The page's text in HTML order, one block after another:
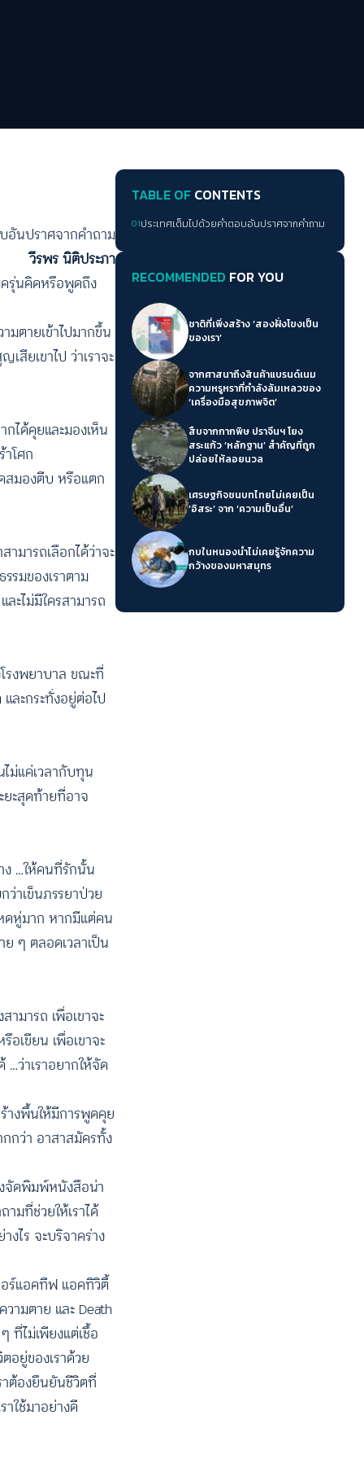
อันปราศจากคำถาม
วีรพร นิติประภา
ครุ่นคิดหรือพูดถึง
มตายเข้าไปมากขึ้น
สียเขาไป ว่าเราจะ
ได้คุยและมองเห็น
โศก
สมองตีบ หรือแตก
มารถเลือกได้ว่าจะ
รมของเราตาม
ะไม่มีใครสามารถ
รงพยาบาล ขณะที่
ละกระทั่งอยู่ต่อไป
ม่แค่เวลากับทุน
ะสุดท้ายที่อาจ
ง …ให้คนที่รักนั้น
าเข็นภรรยาป่วย
ดหู่มาก หากมีแต่คน
ๆ ตลอดเวลาเป็น
มารถ เพื่อเขาจะ
เขียน เพื่อเขาจะ
…ว่าเราอยากให้จัด
างพื้นให้มีการพูดคุย
กว่า อาสาสมัครทั้ง
จัดพิมพ์หนังสือน่า
มที่ช่วยให้เราได้
งไร จะบริจาคร่าง
อร์แอคทีฟ แอคทิวิตี้
ามตาย และ Death
ที่ไม่เพียงแต่เชื้อ
อยู่ของเราด้วย
าต้องยืนยันชีวิตที่
ใช้มาอย่างดี
TABLE OF CONTENTS
01ประเทศเต็มไปด้วยคำตอบอันปราศจากคำถาม
RECOMMENDED FOR YOU
ชาติที่เพิ่งสร้าง ‘สองฝั่งโขงเป็น
ของเรา’
จากศาสนาถึงสินค้าแบรนด์เนม
ความหรูหราที่กำลังล้มเหลวของ
‘เครื่องมือสุขภาพจิต’
สืบจากกากพิษ ปราจีนฯ โยง
สระแก้ว ‘หลักฐาน’ สำคัญที่ถูก
ปล่อยให้ลอยนวล
เศรษฐกิจชนบทไทยไม่เคยเป็น
‘อิสระ’ จาก ‘ความเป็นอื่น’
กบในหนองน้ำไม่เคยรู้จักความ
กว้างของมหาสมุทร